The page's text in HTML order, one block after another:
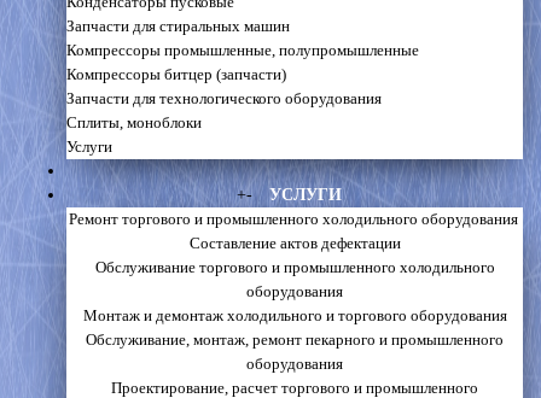
Запчасти для стиральных машин
Компрессоры промышленные, полупромышленные
Компрессоры битцер (запчасти)
Запчасти для технологического оборудования
Сплиты, моноблоки
Услуги
+-
УСЛУГИ
Ремонт торгового и промышленного холодильного оборудования
Составление актов дефектации
Обслуживание торгового и промышленного холодильного
оборудования
Монтаж и демонтаж холодильного и торгового оборудования
Обслуживание, монтаж, ремонт пекарного и промышленного
оборудования
Проектирование, расчет торгового и промышленного